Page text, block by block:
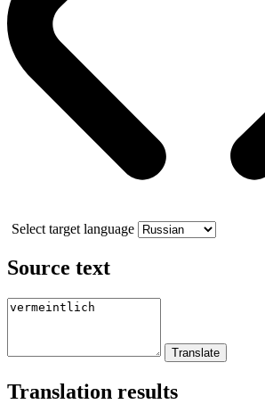
Select target language
Source text
Translation results